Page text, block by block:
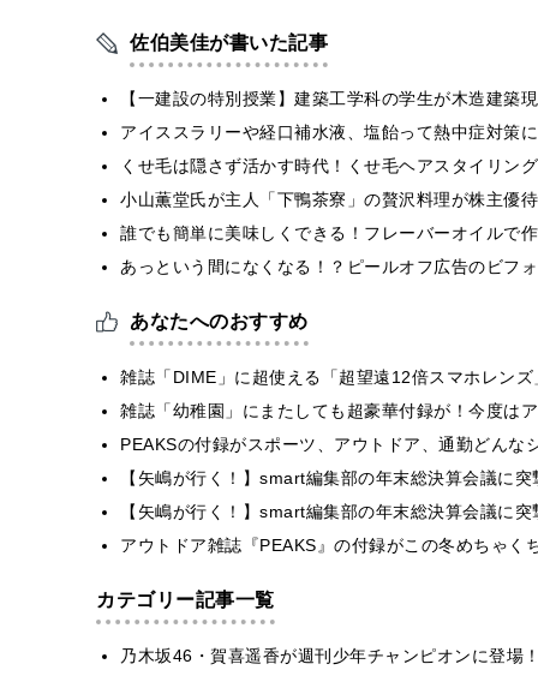
佐伯美佳が書いた記事
【一建設の特別授業】建築工学科の学生が木造建
アイススラリーや経口補水液、塩飴って熱中症対策
くせ毛は隠さず活かす時代！くせ毛ヘアスタイリン
小山薫堂氏が主人「下鴨茶寮」の贅沢料理が株主優
誰でも簡単に美味しくできる！フレーバーオイルで
あっという間になくなる！？ピールオフ広告のビフ
あなたへのおすすめ
雑誌「DIME」に超使える「超望遠12倍スマホレン
雑誌「幼稚園」にまたしても超豪華付録が！今度は
PEAKSの付録がスポーツ、アウトドア、通勤どんな
【矢嶋が行く！】smart編集部の年末総決算会議に
【矢嶋が行く！】smart編集部の年末総決算会議に
アウトドア雑誌『PEAKS』の付録がこの冬めちゃく
カテゴリー記事一覧
乃木坂46・賀喜遥香が週刊少年チャンピオンに登